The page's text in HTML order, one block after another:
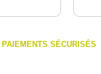
PAIEMENTS SÉCURISÉS